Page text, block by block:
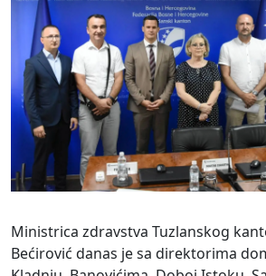
Ministrica zdravstva Tuzlanskog
Bećirović danas je sa direktorima